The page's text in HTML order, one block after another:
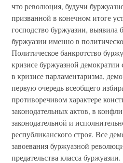
что революция, будучи
призванной в конечном итоге
господство буржуазии, выявила
буржуазии именно в
Политическое банкротство
кризисе буржуазной демократии
в кризисе парламентаризма,
первую очередь всеобщего
противоречивом характере
законодательных актов, в
законодательной и
республиканского строя. Все
завоевания буржуазной
предательства класса буржуазии.